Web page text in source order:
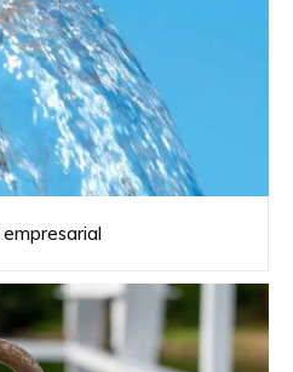
empresarial